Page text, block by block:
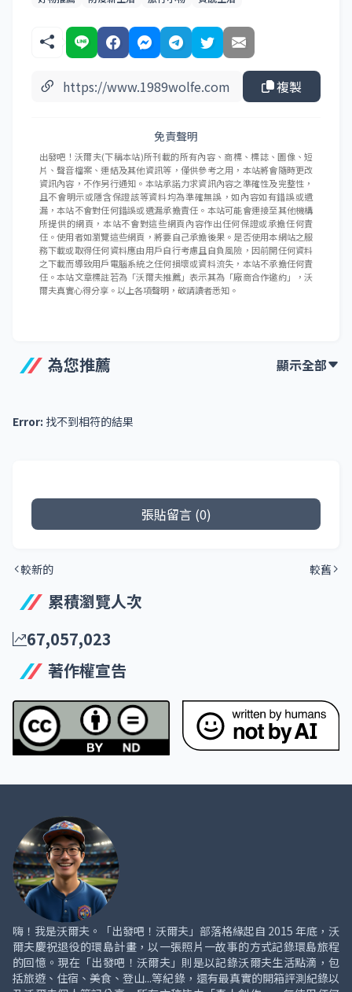
複製
免責聲明
出發吧！沃爾夫(下稱本站)所刊載的所有內容、商標、標誌、圖像、短
片、聲音檔案、連結及其他資訊等，僅供參考之用，本站將會隨時更改
資訊內容，不作另行通知。本站承諾力求資訊內容之準確性及完整性，
且不會明示或隱含保證該等資料均為準確無誤，如內容如有錯誤或遺
漏，本站不會對任何錯誤或遺漏承擔責任。本站可能會連接至其他機構
所提供的網頁，本站不會對這些網頁內容作出任何保證或承擔任何責
任。使用者如瀏覽這些網頁，將要自己承擔後果。是否使用本網站之服
務下載或取得任何資料應由用戶自行考慮且自負風險，因前開任何資料
之下載而導致用戶電腦系統之任何損壞或資料流失，本站不承擔任何責
任。本站文章標註若為「沃爾夫推薦」表示其為「廠商合作邀約」，沃
爾夫真實心得分享。以上各項聲明，敬請讀者悉知。
為您推薦 顯示全部
Error: 找不到相符的結果
張貼留言 (0)
較新的 較舊
累積瀏覽人次
67,057,023
著作權宣告
嗨！我是沃爾夫。「出發吧！沃爾夫」部落格緣起自 2015 年底，沃
爾夫慶祝退役的環島計畫，以一張照片一故事的方式記錄環島旅程
的回憶。現在「出發吧！沃爾夫」則是以記錄沃爾夫生活點滴，包
括旅遊、住宿、美食、登山...等紀錄，還有最真實的開箱評測紀錄以